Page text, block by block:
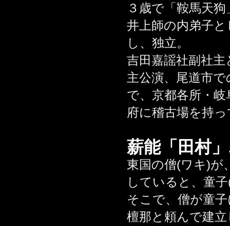
３歳で「鞍馬天
井上師の内弟子
し、独立。
吉田嘉謡社副社
主公演、尾道市
で、京都各所・
府に稽古場を持
薪能「田村
東国の僧(ワキ)が
していると、童
そこで、僧が童
檀那と頼んで建